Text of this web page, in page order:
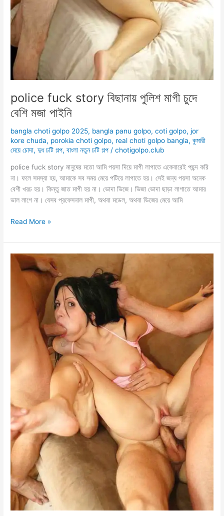
police fuck story বিছানায় পুলিশ মাগী চুদে
বেশি মজা পাইনি
bangla choti golpo 2025, bangla panu golpo,coti golpo,jor
kore chuda, porokia choti golpo, real choti golpo bangla,কুমারী
মেয়ে চোদা,দুধ চটি গল্প,বাংলা নতুন চটি গল্প /chotigolpo.club
police fuck story মানুষের মতো আমি পয়সা দিয়ে মাগী লাগাতে একেবারেই পছন্দ করি
না। ফলে সমস্যা হয়, আমাকে সব সময় মেয়ে পটিয়ে লাগাতে হয়। সেই জন্য পয়সা অনেক
বেশী খরচ হয়। কিন্তু জাত মাগী হয় না। ভোদা ভিজে। ভিজা ভোদা ছাড়া লাগাতে আমার
ভাল লাগে না। যেসব প্রফেসনাল মাগী, অথবা মডেল, অথবা ডিজের মেয়ে আমি
police
story
বিছানায়
পুলিশ
Read More »